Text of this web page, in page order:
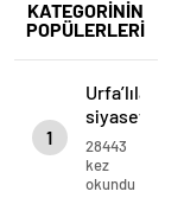
KATEGORİNİN
POPÜLERLERİ
1
Urfa’lıların
siyasetten
28443
kez
okundu